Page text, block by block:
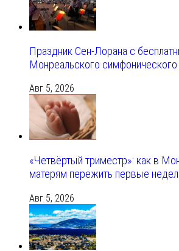
Праздник Сен-Лорана с
Монреальского
Авг 5, 2026
«Четвёртый триместр»: как в
матерям пережить первые
Авг 5, 2026